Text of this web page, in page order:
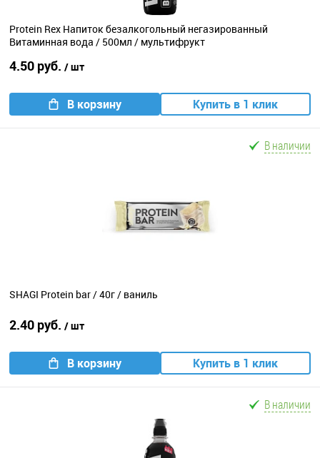
Protein Rex Напиток безалкогольный негазированный
Витаминная вода / 500мл / мультифрукт
4.50 руб. / шт
В корзину Купить в 1 клик
В наличии
SHAGI Protein bar / 40г / ваниль
2.40 руб. / шт
В корзину Купить в 1 клик
В наличии